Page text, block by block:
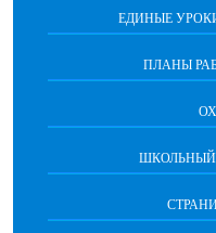
ЕДИНЫЕ
ПЛАНЫ
ШКОЛЬНЫЙ